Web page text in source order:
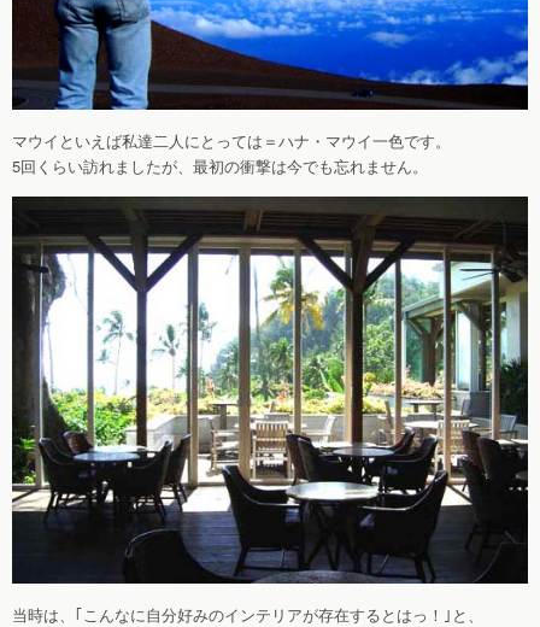
マウイといえば私達二人にとっては＝ハナ・マウイ一色です。
5回くらい訪れましたが、最初の衝撃は今でも忘れません。
当時は、｢こんなに自分好みのインテリアが存在するとはっ！｣と、